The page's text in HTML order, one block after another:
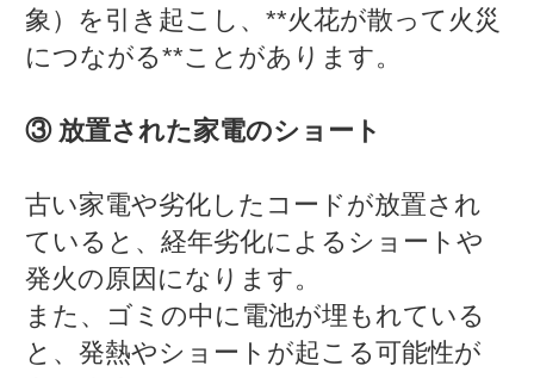
象）を引き起こし、**火花が散って火災
につながる**ことがあります。
③ 放置された家電のショート
古い家電や劣化したコードが放置され
ていると、経年劣化によるショートや
発火の原因になります。
また、ゴミの中に電池が埋もれている
と、発熱やショートが起こる可能性が